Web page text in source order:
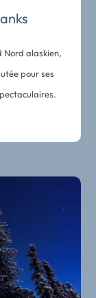
Nord alaskien,
pour ses
hôtel.